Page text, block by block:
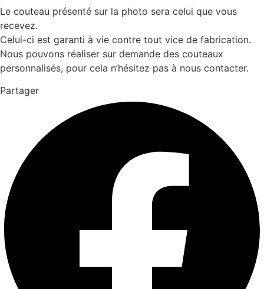
pièce
2
mitres
doubles
platines
inox
ivoire
de
Le couteau présenté sur la photo sera celui que vous
recevez.
Celui-ci est garanti à vie contre tout vice de fabrication.
Nous pouvons réaliser sur demande des couteaux
personnalisés, pour cela n’hésitez pas à nous contacter.
Partager